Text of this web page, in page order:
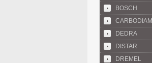
BOSCH
CARBODIAM
DEDRA
DISTAR
DREMEL